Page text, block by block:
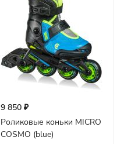
9 850 ₽
Роликовые коньки MICRO
COSMO (blue)